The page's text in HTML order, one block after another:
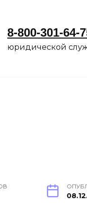
8-800-301-64-
юридической